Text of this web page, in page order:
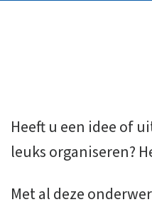
Heeft u een idee of
leuks organiseren?
Met al deze